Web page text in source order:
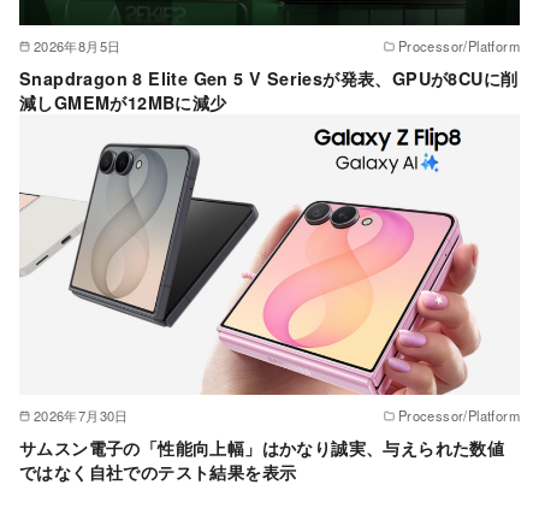
2026年8月5日 Processor/Platform
Snapdragon 8 Elite Gen 5 V Seriesが発表、GPUが8CUに削
減しGMEMが12MBに減少
2026年7月30日 Processor/Platform
サムスン電子の「性能向上幅」はかなり誠実、与えられた数値
ではなく自社でのテスト結果を表示